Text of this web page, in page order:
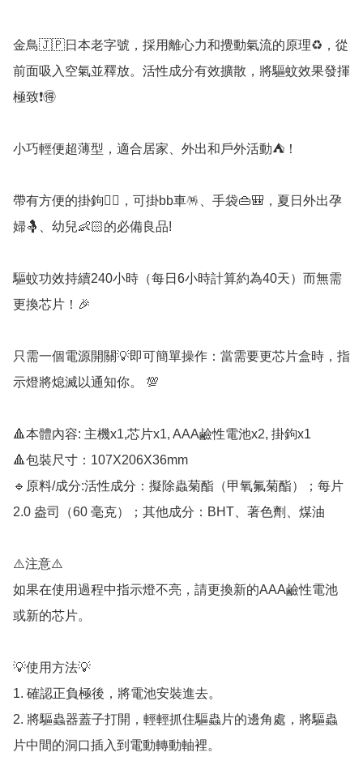
金鳥🇯🇵日本老字號，採用離心力和攪動氣流的原理♻️，從
前面吸入空氣並釋放。活性成分有效擴散，將驅蚊效果發揮
極致❗🉐
小巧輕便超薄型，適合居家、外出和戶外活動⛺！
帶有方便的掛鉤👍🏻，可掛bb車🪅、手袋👜🎒，夏日外出孕
婦🤱、幼兒👶🏻的必備良品!
驅蚊功效持續240小時（每日6小時計算約為40天）而無需
更換芯片！🎉
只需一個電源開關💡即可簡單操作：當需要更芯片盒時，指
示燈將熄滅以通知你。 💯
🔺本體內容: 主機x1,芯片x1, AAA鹼性電池x2, 掛鉤x1
🔺包裝尺寸：107X206X36mm
🔹原料/成分:活性成分：擬除蟲菊酯（甲氧氟菊酯）；每片
2.0 盎司（60 毫克）；其他成分：BHT、著色劑、煤油
⚠️注意⚠️
如果在使用過程中指示燈不亮，請更換新的AAA鹼性電池
或新的芯片。
💡使用方法💡
1. 確認正負極後，將電池安裝進去。
2. 將驅蟲器蓋子打開，輕輕抓住驅蟲片的邊角處，將驅蟲
片中間的洞口插入到電動轉動軸裡。